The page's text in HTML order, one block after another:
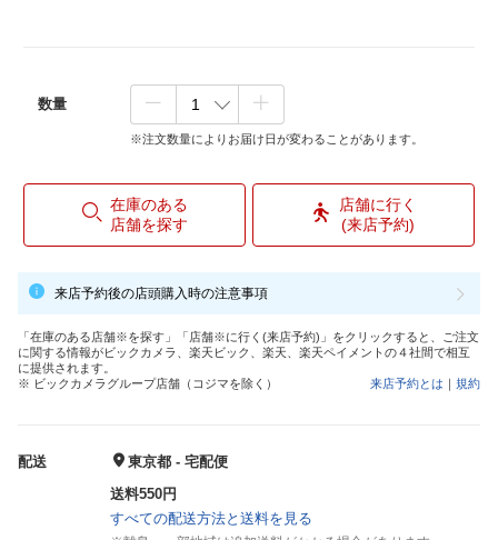
数量
※注文数量によりお届け日が変わることがあります。
在庫のある
店舗を探す
店舗に行く
(来店予約)
来店予約後の店頭購入時の注意事項
「在庫のある店舗※を探す」「店舗※に行く(来店予約)」をクリックすると、ご注文
に関する情報がビックカメラ、楽天ビック、楽天、楽天ペイメントの４社間で相互
に提供されます。
※ ビックカメラグループ店舗（コジマを除く）
来店予約とは ｜ 規約
配送
東京都 - 宅配便
送料550円
すべての配送方法と送料を見る